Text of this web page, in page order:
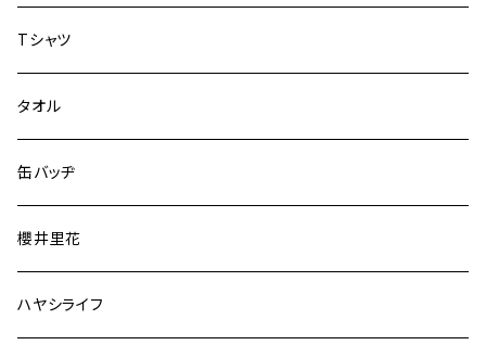
Tシャツ
タオル
缶バッヂ
櫻井里花
ハヤシライフ